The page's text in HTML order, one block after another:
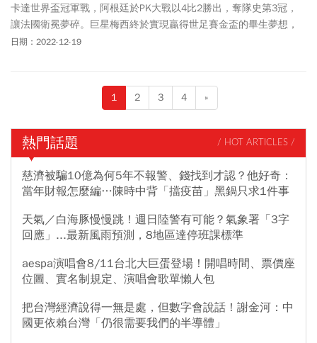
卡達世界盃冠軍戰，阿根廷於PK大戰以4比2勝出，奪隊史第3冠，
讓法國衛冕夢碎。巨星梅西終於實現贏得世足賽金盃的畢生夢想，
帶領阿根廷奪下睽違36年的隊史第3冠，許多民眾感動落淚。(原文
日期：2022-12-19
1 2 3 4 »
熱門話題 / HOT ARTICLES /
慈濟被騙10億為何5年不報警、錢找到才認？他好奇：
當年財報怎麼編…陳時中背「擋疫苗」黑鍋只求1件事
天氣／白海豚慢慢跳！週日陸警有可能？氣象署「3字
回應」...最新風雨預測，8地區達停班課標準
aespa演唱會8/11台北大巨蛋登場！開唱時間、票價座
位圖、實名制規定、演唱會歌單懶人包
把台灣經濟說得一無是處，但數字會說話！謝金河：中
國更依賴台灣「仍很需要我們的半導體」